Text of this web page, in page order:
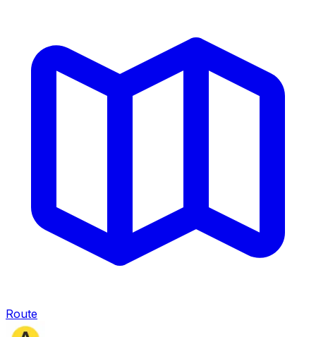
Route